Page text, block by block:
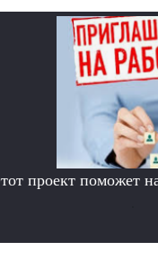
проект поможет